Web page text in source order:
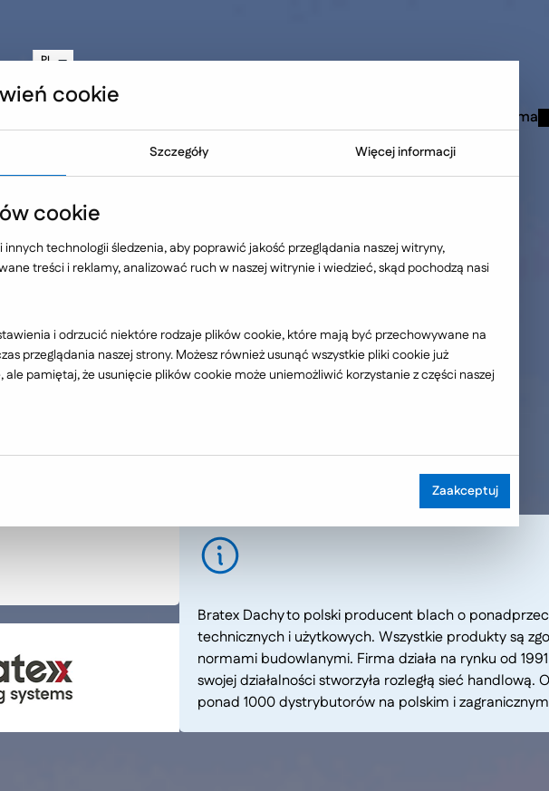
PL
EN
NO
Firma
Bratex Dachy to polski producent blach o
technicznych i użytkowych. Wszystkie produkty są
normami budowlanymi. Firma działa na rynku od
swojej działalności stworzyła rozległą sieć handlową.
ponad 1000 dystrybutorów na polskim i
cookie
Szczegóły Więcej informacji
cookie
technologii śledzenia, aby poprawić jakość przeglądania naszej witryny,
treści i reklamy, analizować ruch w naszej witrynie i wiedzieć, skąd pochodzą nasi
i odrzucić niektóre rodzaje plików cookie, które mają być przechowywane na
przeglądania naszej strony. Możesz również usunąć wszystkie pliki cookie już
ale pamiętaj, że usunięcie plików cookie może uniemożliwić korzystanie z części naszej
Zaakceptuj